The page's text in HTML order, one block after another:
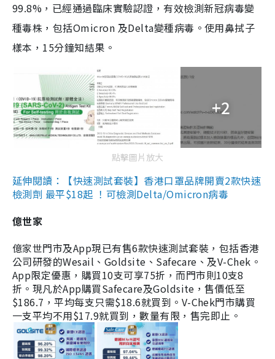
99.8%，已經通過臨床實驗認證，有效檢測新冠病毒變
種毒株，包括Omicron 及Delta變種病毒。使用鼻拭子
樣本，15分鐘知結果。
+2
點擊圖片放大
延伸閱讀：【快速測試套裝】香港口罩品牌開賣2款快速
檢測劑 最平$18起 ！可檢測Delta/Omicron病毒
億世家
億家世門市及App現已有售6款快速測試套裝，包括香港
公司研發的Wesail、Goldsite、Safecare、及V-Chek。
App限定優惠，購買10支可享75折，而門市則10支8
折。現凡於App購買Safecare及Goldsite，售價低至
$186.7，平均每支只需$18.6就買到。V-Chek門市購買
一支平均不用$17.9就買到，數量有限，售完即止。